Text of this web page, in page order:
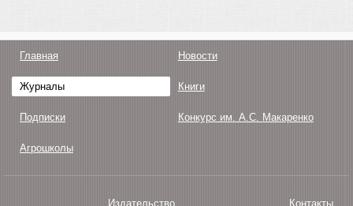
Главная Новости
Журналы Книги
Подписки Конкурс им. А.С. Макаренко
Агрошколы
Издательство Контакты